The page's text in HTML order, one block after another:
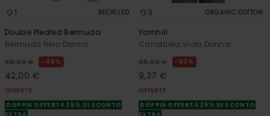
1 RECYCLED
Double Pleated Bermuda
Bermuda Nero Donna
80,00 € 48%
42,00 €
OFFERTE
DOPPIA OFFERTA 25% DI SCONTO
3 ORGANIC COTTON
Yarnhill
Canottiera Viola Donna
25,00 € 63%
9,37 €
OFFERTE
DOPPIA OFFERTA 25% DI SCONTO